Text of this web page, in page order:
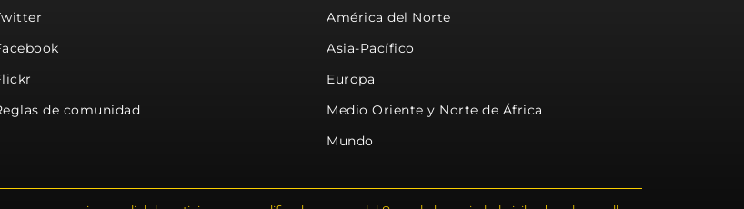
de comunidad
América del Norte
Asia-Pacífico
Europa
Medio Oriente y Norte de África
Mundo